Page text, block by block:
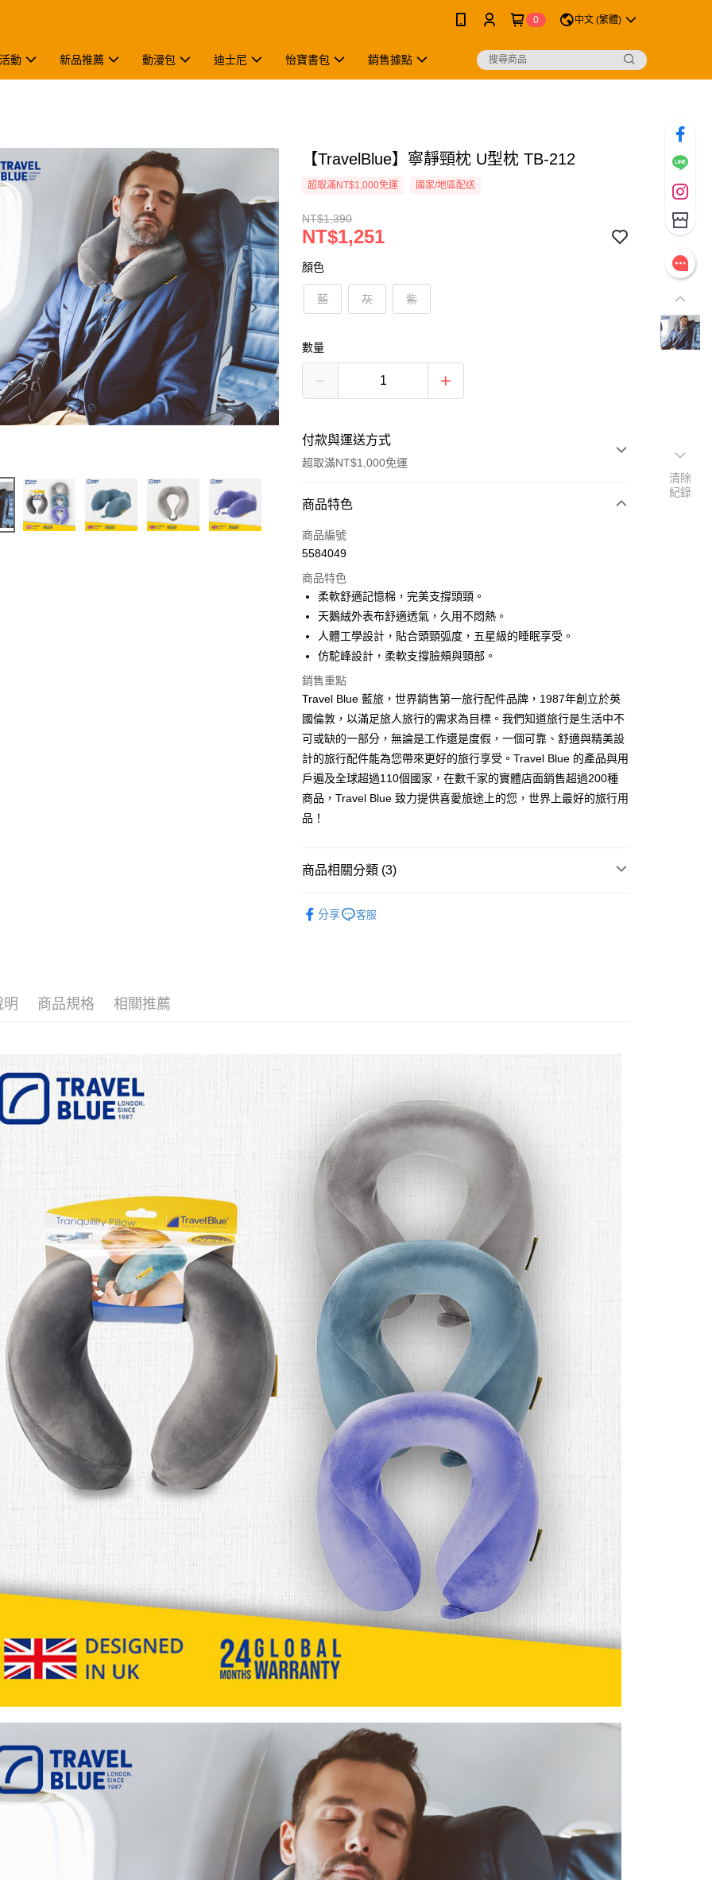
0 中文 (繁體)
動 新品推薦 動漫包 迪士尼 怡寶書包 銷售據點
【TravelBlue】寧靜頸枕 U型枕 TB-212
超取滿NT$1,000免運 國家/地區配送
NT$1,390
NT$1,251
顏色
藍 灰 紫
數量
付款與運送方式
超取滿NT$1,000免運
付款方式
信用卡一次付款
3 期 0 利率 每期 NT$417
合作金庫商業銀行
第一商業銀行
華南商業銀行
彰化商業銀行
國泰世華商業銀行
兆豐國際商業銀行
臺灣中小企業銀行
匯豐（台灣）商業銀行
華泰商業銀行
聯邦商業銀行
遠東國際商業銀行
玉山商業銀行
星展（台灣）商業銀行
台新國際商業銀行
中國信託商業銀行
台灣樂天信用卡公司
6 期 0 利率 每期NT$208
合作金庫商業銀行
第一商業銀行
華南商業銀行
彰化商業銀行
國泰世華商業銀行
臺灣中小企業銀行
台中商業銀行
匯豐（台灣）商業銀行
華泰商業銀行
聯邦商業銀行
遠東國際商業銀行
元大商業銀行
永豐商業銀行
台新國際商業銀行
中國信託商業銀行
台灣樂天信用卡公司
超商取貨付款
Apple Pay
悠遊付
Google Pay
大哥付你分期
1.本服務由台灣大哥大提供，台灣大哥大用戶可立即使用無須另外申請。
2.付款方式選擇「大哥付你分期」，訂單成立後會自動跳轉到大哥付的交易
完成交易。
3.實際核准額度、可分期數及費用金額請依後續交易確認頁面所載為準。
款買賣價金債權讓與本公司後，依約使用本公司帳單繳交帳款。
2.基於同意付款使用「大哥付你分期」之契約關係目的，商店將以您的個人
資料（包含姓名、電話或地址）提供予台灣大哥大進項蒐集、處理及利
用，由本公司與您本人進行分期帳單所需資料之確認、核對及更正。
3.完整用戶服務條款，請詳閱以下連結：
https://oppay.tw/userRule
AFTEE先享後付
AFTEE先享後付是「在收到商品之後才付款」的支付方式。 讓您購物簡單
３．收到繳費通知簡訊後14天內，點擊此簡訊中的連結，可透過四大超商
絡購買商品的店家。未經商家同意取消之訂單仍視為有效，需透過AFTEE
先享後付繳納相關費用。
※ 交易是否成功請以「AFTEE先享後付 」之結帳頁面顯示為準，若有關於
是否繳費成功／繳費後需取消欲退款等相關疑問，請聯繫「AFTEE先享後
付客戶支援中心」
https://netprotections.freshdesk.com/support/home
【注意事項】
１．透過由恩沛科技股份有限公司提供之「AFTEE先享後付」服務完成之
交易，需依本服務之必要範圍內提供個人資料，並將交易相關給付款項請
求債權轉讓予恩沛科技股份有限公司。
２．關於個人資料處理事宜，請瀏覽以下網址：
https://aftee.tw/terms/#terms3
３．未成年的使用者請事先徵得法定代理人或監護人之同意方可使用
「AFTEE先享後付」，若未經同意申辦者引起之損失，本公司不負相關責
任。
４．使用「AFTEE先享後付」時，將依據個別帳號之用戶狀況，依本公司
即時審查核予不同之上限額度；若仍有額度不足之情形，本公司將視審查
結果請求用戶進行身份認證。
５．嚴禁一人註冊多個帳號或使用他人資訊註冊。若發現惡意使用之情
形，恩沛科技股份有限公司將有權停止該用戶之使用額度並採取法律行
動。
ATM付款
每筆NT$80，滿NT$1,000(含以上)免運費
付款後萊爾富取貨
每筆NT$80，滿NT$1,000(含以上)免運費
7-11取貨付款
每筆NT$80，滿NT$1,000(含以上)免運費
付款後7-11取貨
每筆NT$80，滿NT$1,000(含以上)免運費
每筆NT$80，滿NT$1,000(含以上)免運費
外島宅配
每筆NT$200
海外宅配
商品特色
商品編號
5584049
商品特色
柔軟舒適記憶棉，完美支撐頭頸。
天鵝絨外表布舒適透氣，久用不悶熱。
人體工學設計，貼合頭頸弧度，五星級的睡眠享受。
仿駝峰設計，柔軟支撐臉頰與頸部。
銷售重點
Travel Blue 藍旅，世界銷售第一旅行配件品牌，1987年創立於英
國倫敦，以滿足旅人旅行的需求為目標。我們知道旅行是生活中不
可或缺的一部分，無論是工作還是度假，一個可靠、舒適與精美設
計的旅行配件能為您帶來更好的旅行享受。Travel Blue 的產品與用
戶遍及全球超過110個國家，在數千家的實體店面銷售超過200種
商品，Travel Blue 致力提供喜愛旅途上的您，世界上最好的旅行用
品！
商品相關分類 (3)
分享 客服
明 商品規格 相關推薦
清除
紀錄